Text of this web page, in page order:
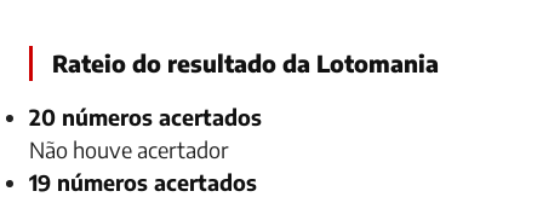
Rateio do resultado da Lotomania
20 números acertados
Não houve acertador
19 números acertados